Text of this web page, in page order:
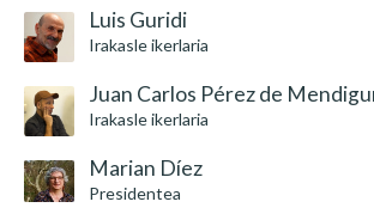
Luis Guridi
Irakasle ikerlaria
Juan Carlos Pérez de
Irakasle ikerlaria
Marian Díez
Presidentea